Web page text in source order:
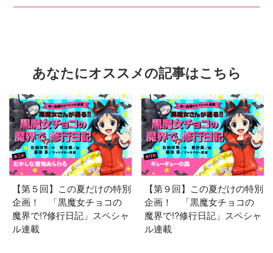
あなたにオススメの記事はこちら
【第５回】この夏だけの特別
企画！ 「黒魔女チョコの
魔界で!?修行日記」スペシャ
ル連載
【第９回】この夏だけの特別
企画！ 「黒魔女チョコの
魔界で!?修行日記」スペシャ
ル連載